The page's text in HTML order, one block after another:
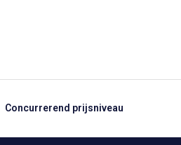
Concurrerend prijsniveau